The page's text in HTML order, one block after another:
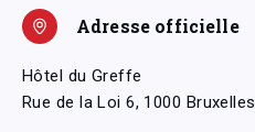
Adresse officielle
Hôtel du Greffe
Rue de la Loi 6, 1000 Bruxelles